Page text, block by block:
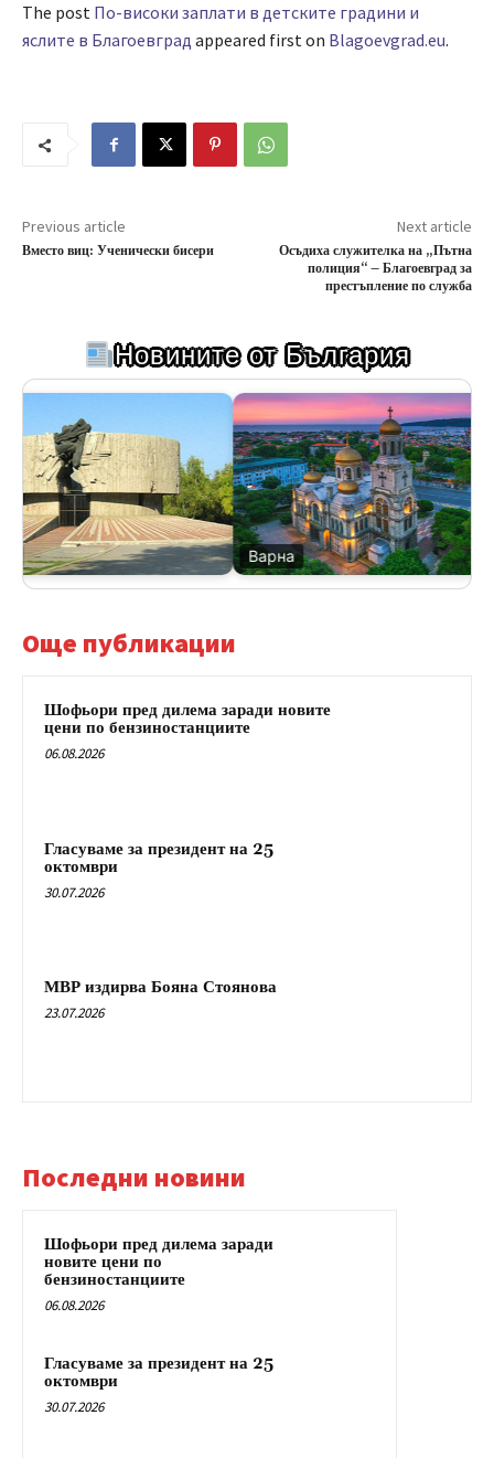
The post По-високи заплати в детските градини и
яслите в Благоевград appeared first on Blagoevgrad.eu.
Previous article
Вместо виц: Ученически бисери
Next article
Осъдиха служителка на „Пътна
полиция“ – Благоевград за
престъпление по служба
Новините от България
Варна
Още публикации
Шофьори пред дилема заради новите
цени по бензиностанциите
06.08.2026
Гласуваме за президент на 25
октомври
30.07.2026
МВР издирва Бояна Стоянова
23.07.2026
Последни новини
Шофьори пред дилема заради
новите цени по
бензиностанциите
06.08.2026
Гласуваме за президент на 25
октомври
30.07.2026